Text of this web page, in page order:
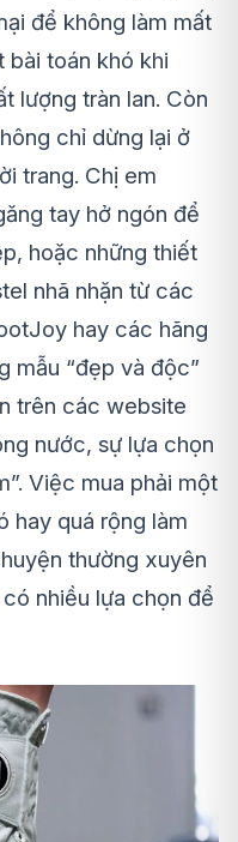
để không làm mất
bài toán khó khi
lượng tràn lan. Còn
chỉ dừng lại ở
trang. Chị em
tay hở ngón để
hoặc những thiết
nhã nhặn từ các
hay các hãng
mẫu “đẹp và độc”
trên các website
nước, sự lựa chọn
Việc mua phải một
hay quá rộng làm
thường xuyên
nhiều lựa chọn để